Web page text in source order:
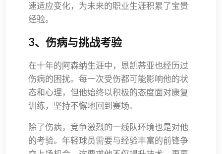
速适应变化，为未来的职业生涯积累了宝贵
经验。
3、伤病与挑战考验
在十年的阿森纳生涯中，恩凯蒂亚也经历过
伤病的困扰。每一次受伤都可能影响他的状
态和心理，但他始终以积极的态度面对康复
训练，坚持不懈地回到赛场。
除了伤病，竞争激烈的一线队环境也是对他
的考验。年轻球员需要与经验丰富的前锋争